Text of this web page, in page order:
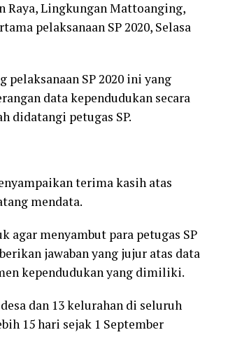
Raya, Lingkungan Mattoanging,
pelaksanaan SP 2020, Selasa
SP 2020 ini yang
data kependudukan secara
didatangi petugas SP.
terima kasih atas
mendata.
agar menyambut para petugas SP
jawaban yang jujur atas data
kependudukan yang dimiliki.
dan 13 kelurahan di seluruh
15 hari sejak 1 September